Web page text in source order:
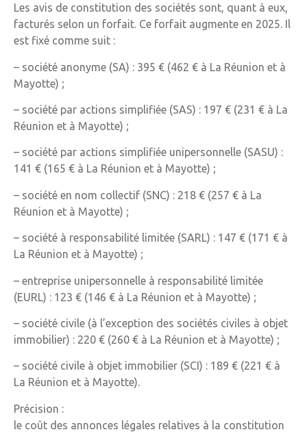
Les avis de constitution des sociétés sont, quant à eux,
facturés selon un forfait. Ce forfait augmente en 2025. Il
est fixé comme suit :
– société anonyme (SA) : 395 € (462 € à La Réunion et à
Mayotte) ;
– société par actions simplifiée (SAS) : 197 € (231 € à La
Réunion et à Mayotte) ;
– société par actions simplifiée unipersonnelle (SASU) :
141 € (165 € à La Réunion et à Mayotte) ;
– société en nom collectif (SNC) : 218 € (257 € à La
Réunion et à Mayotte) ;
– société à responsabilité limitée (SARL) : 147 € (171 € à
La Réunion et à Mayotte) ;
– entreprise unipersonnelle à responsabilité limitée
(EURL) : 123 € (146 € à La Réunion et à Mayotte) ;
– société civile (à l’exception des sociétés civiles à objet
immobilier) : 220 € (260 € à La Réunion et à Mayotte) ;
– société civile à objet immobilier (SCI) : 189 € (221 € à
La Réunion et à Mayotte).
Précision :
le coût des annonces légales relatives à la constitution